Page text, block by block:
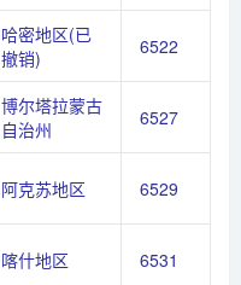
哈密地区(已
撤销)
6522
博尔塔拉蒙古
自治州
6527
阿克苏地区 6529
喀什地区 6531